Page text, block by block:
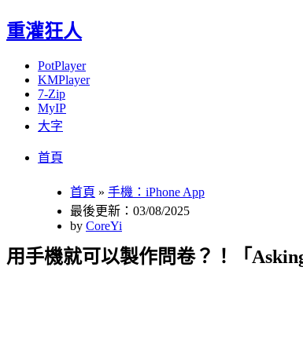
重灌狂人
PotPlayer
KMPlayer
7-Zip
MyIP
大字
首頁
首頁 » 手機：iPhone App
最後更新：03/08/2025
by CoreYi
用手機就可以製作問卷？！「